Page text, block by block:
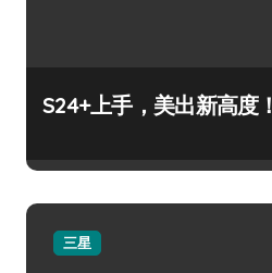
S24+上手，美出新高度！
三星